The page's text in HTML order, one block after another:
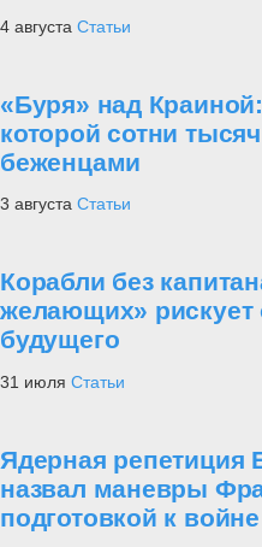
4 августа Статьи
«Буря» над
которой сотни
беженцами
3 августа Статьи
Корабли без
желающих» рискует
будущего
31 июля Статьи
Ядерная репетиция
назвал маневры
подготовкой к